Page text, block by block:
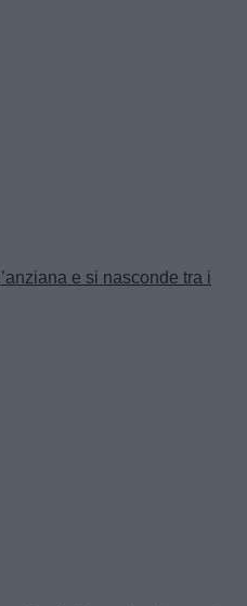
e si nasconde tra i